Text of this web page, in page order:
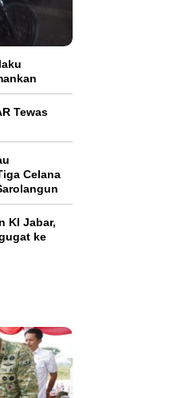
Tewas
Celana
KI Jabar,
ke